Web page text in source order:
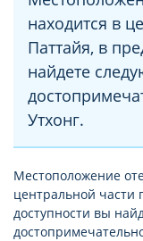
находится в
Паттайя, в
найдете
Утхонг.
Местоположение
центральной части
доступности вы